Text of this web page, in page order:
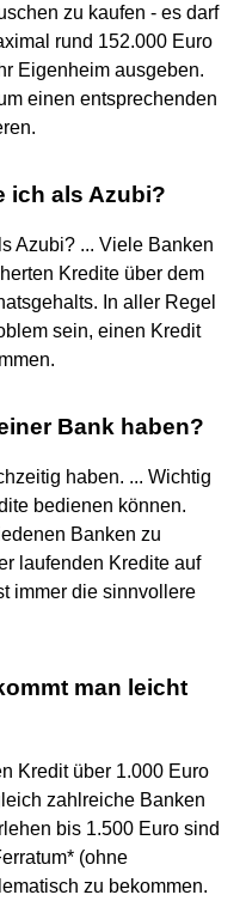
zu kaufen - es darf
rund 152.000 Euro
Eigenheim ausgeben.
einen entsprechenden
ich als Azubi?
Azubi? ... Viele Banken
Kredite über dem
In aller Regel
sein, einen Kredit
Bank haben?
haben. ... Wichtig
bedienen können.
Banken zu
laufenden Kredite auf
immer die sinnvollere
man leicht
Kredit über 1.000 Euro
zahlreiche Banken
bis 1.500 Euro sind
(ohne
zu bekommen.